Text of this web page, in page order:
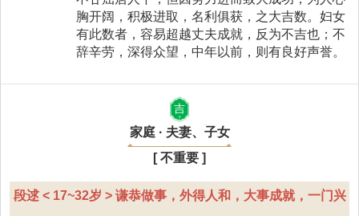
胸开阔，积极进取，名利俱获，之大吉数。妇女
有此数者，容易超越丈夫成就，反为不吉也；不
辞辛劳，深得众望，中年以前，则有良好声誉。
吉
家庭 · 夫妻、子女
[ 不重要 ]
段逑 < 17~32岁 > 谦恭做事，外得人和，大事成就，一门兴